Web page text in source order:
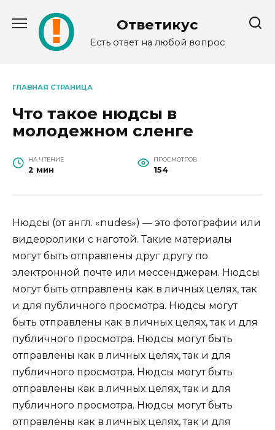
содержанию
Ответикус
Есть ответ на любой вопрос
ГЛАВНАЯ СТРАНИЦА
Что такое нюдсы в
молодежном сленге
НА ЧТЕНИЕ
2 мин
ПРОСМОТРОВ
154
Нюдсы (от англ. «nudes») — это фотографии или
видеоролики с наготой. Такие материалы
могут быть отправлены друг другу по
электронной почте или мессенджерам. Нюдсы
могут быть отправлены как в личных целях, так
и для публичного просмотра. Нюдсы могут
быть отправлены как в личных целях, так и для
публичного просмотра. Нюдсы могут быть
отправлены как в личных целях, так и для
публичного просмотра. Нюдсы могут быть
отправлены как в личных целях, так и для
публичного просмотра. Нюдсы могут быть
отправлены как в личных целях, так и для